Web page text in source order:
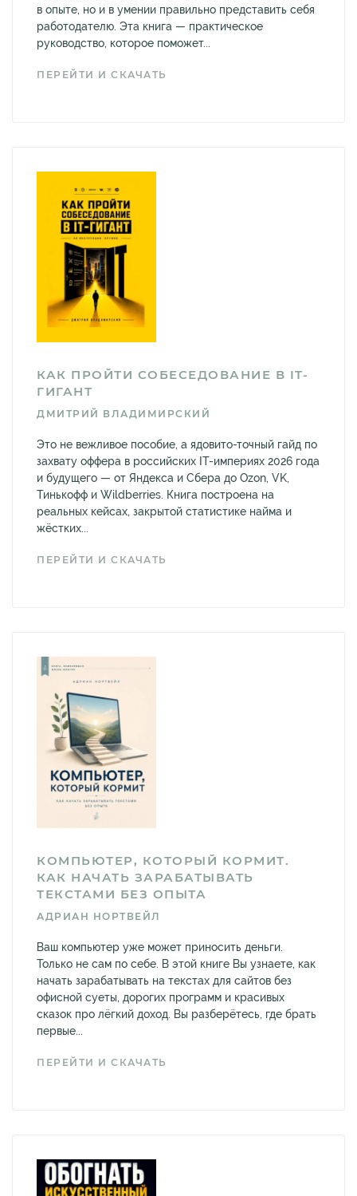
в опыте, но и в умении правильно представить себя
работодателю. Эта книга — практическое
руководство, которое поможет...
ПЕРЕЙТИ И СКАЧАТЬ
КАК ПРОЙТИ СОБЕСЕДОВАНИЕ В IT-
ГИГАНТ
ДМИТРИЙ ВЛАДИМИРСКИЙ
Это не вежливое пособие, а ядовито-точный гайд по
захвату оффера в российских IT-империях 2026 года
и будущего — от Яндекса и Сбера до Ozon, VK,
Тинькофф и Wildberries. Книга построена на
реальных кейсах, закрытой статистике найма и
жёстких...
ПЕРЕЙТИ И СКАЧАТЬ
КОМПЬЮТЕР, КОТОРЫЙ КОРМИТ.
КАК НАЧАТЬ ЗАРАБАТЫВАТЬ
ТЕКСТАМИ БЕЗ ОПЫТА
АДРИАН НОРТВЕЙЛ
Ваш компьютер уже может приносить деньги.
Только не сам по себе. В этой книге Вы узнаете, как
начать зарабатывать на текстах для сайтов без
офисной суеты, дорогих программ и красивых
сказок про лёгкий доход. Вы разберётесь, где брать
первые...
ПЕРЕЙТИ И СКАЧАТЬ